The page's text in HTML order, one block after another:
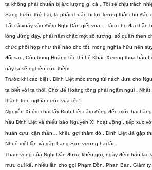
ta không phải chuẩn bị lực lượng gì cả . Tôi sẽ chịu trách
Sang bước thứ hai, ta phải chuẩn bị lực lượng thật chu đáo
Tất cả xoáy vào điểm Nghi Dân giết vua … làm cho đại thần
lòng đứng dậy, phải nắm chặc một số tướng, số quân then
chức phối hợp như thế nào cho tốt, mong nghĩa hữu nên
đổi sau, Còn trong Hoàng tộc thì Lê Khắc Xương thua hẳn
này ta sẽ nghiên cứu thêm.
Trước khi cáo biệt , Đinh Liệt móc trong túi nách đưa cho
ta biết với ta thôi! Chớ để Hoàng tông phải ngậm ngùi .
thành trọn nghĩa nước vua tôi “.
Nguyễn Xí ôm chặt lấy Đinh Liệt cảm động đến mức hai
hầu Đinh Liệt và thiếu bảo Nguyễn Xí hoạt động , tiếp xúc
huân cựu, cận thần… khêu gợi thăm dò . Đinh Liệt đã gặp
Nhuệ một lần và gặp Lạng Sơn vương hai lần.
Tham vọng của Nghi Dân được khêu gợi, ngày đêm hắn lao
mưu quỉ kế, nhiều lần cho gọi Phạm Đồn, Phan Ban, Giám